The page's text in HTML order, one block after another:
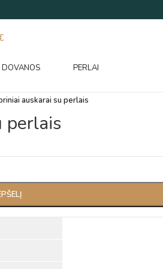
DOVANOS PERLAI
auskarai su perlais
perlais